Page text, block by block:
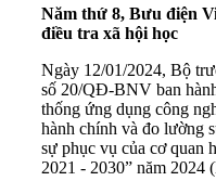
Năm thứ 8, Bưu điện
điều tra xã hội học
Ngày 12/01/2024, Bộ
số 20/QĐ-BNV ban
thống ứng dụng công
hành chính và đo lường
sự phục vụ của cơ quan
2021 - 2030” năm 2024